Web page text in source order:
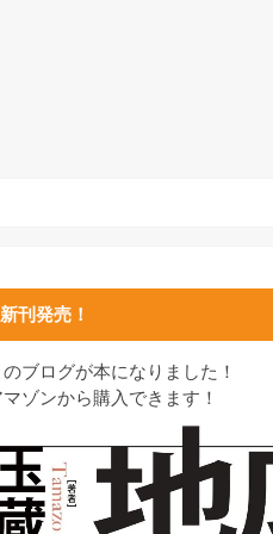
新刊発売！
のブログが本になりました！
マゾンから購入できます！